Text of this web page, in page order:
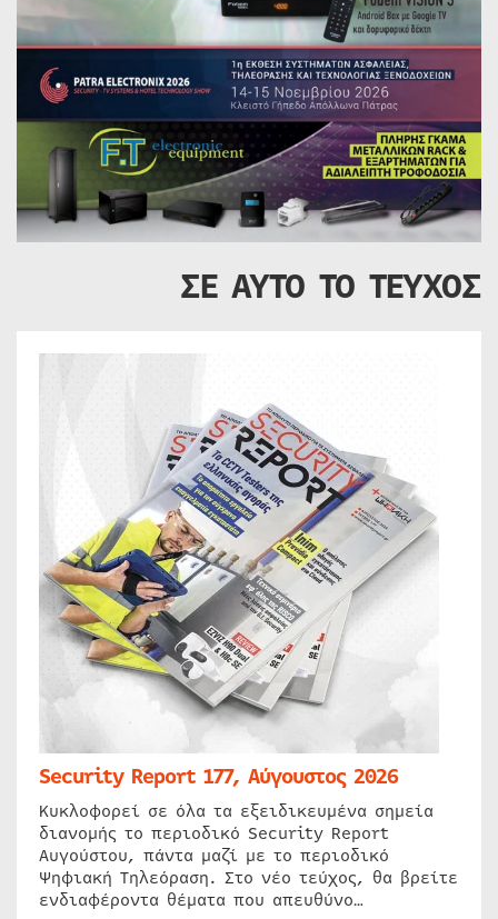
ΣΕ ΑΥΤΟ ΤΟ ΤΕΥΧΟΣ
Security Report 177, Αύγουστος 2026
Κυκλοφορεί σε όλα τα εξειδικευμένα σημεία
διανομής το περιοδικό Security Report
Αυγούστου, πάντα μαζί με το περιοδικό
Ψηφιακή Τηλεόραση. Στο νέο τεύχος, θα βρείτε
ενδιαφέροντα θέματα που απευθύνο…